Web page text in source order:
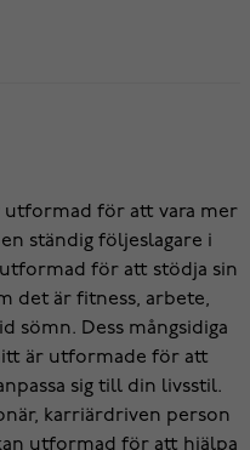
utformad för att vara mer
ständig följeslagare i
för att stödja sin
det är fitness, arbete,
sömn. Dess mångsidiga
är utformade för att
sig till din livsstil.
karriärdriven person
utformad för att hjälpa